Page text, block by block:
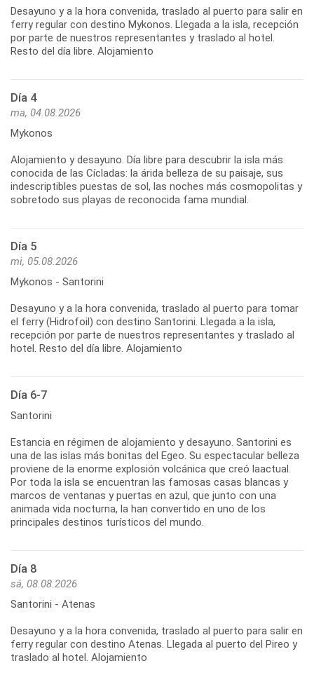
Desayuno y a la hora convenida, traslado al puerto para salir en
ferry regular con destino Mykonos. Llegada a la isla, recepción
por parte de nuestros representantes y traslado al hotel.
Resto del día libre. Alojamiento
Día 4
ma, 04.08.2026
Mykonos
Alojamiento y desayuno. Día libre para descubrir la isla más
conocida de las Cícladas: la árida belleza de su paisaje, sus
indescriptibles puestas de sol, las noches más cosmopolitas y
sobretodo sus playas de reconocida fama mundial.
Día 5
mi, 05.08.2026
Mykonos - Santorini
Desayuno y a la hora convenida, traslado al puerto para tomar
el ferry (Hidrofoil) con destino Santorini. Llegada a la isla,
recepción por parte de nuestros representantes y traslado al
hotel. Resto del día libre. Alojamiento
Día 6-7
Santorini
Estancia en régimen de alojamiento y desayuno. Santorini es
una de las islas más bonitas del Egeo. Su espectacular belleza
proviene de la enorme explosión volcánica que creó laactual.
Por toda la isla se encuentran las famosas casas blancas y
marcos de ventanas y puertas en azul, que junto con una
animada vida nocturna, la han convertido en uno de los
principales destinos turísticos del mundo.
Día 8
sá, 08.08.2026
Santorini - Atenas
Desayuno y a la hora convenida, traslado al puerto para salir en
ferry regular con destino Atenas. Llegada al puerto del Pireo y